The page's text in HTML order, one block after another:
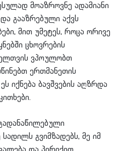
მოაზროვნე ადამიანი
გააზრებული აქვს
მით უმეტეს, როცა ორივე
ცხოვრების
ვპოულობთ
ერთმანეთის
იქნება ბავშვების აღზრდა
გვიმზადებს, მე იმ